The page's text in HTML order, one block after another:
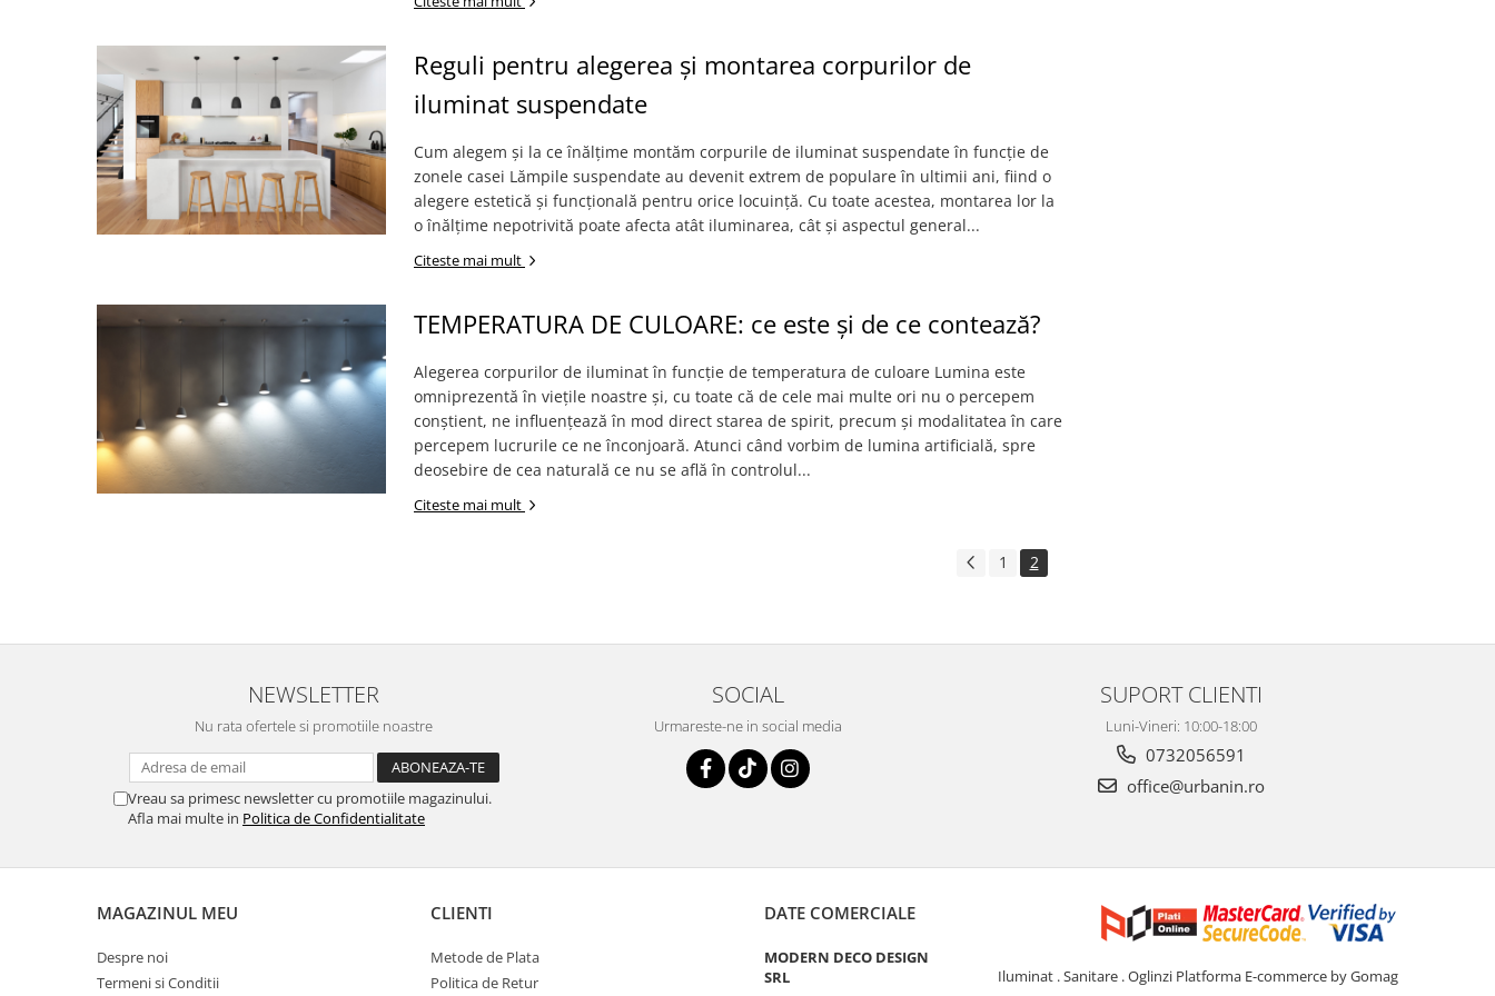
Reguli pentru alegerea și montarea corpurilor de
iluminat suspendate
Cum alegem și la ce înălțime montăm corpurile de iluminat suspendate în funcție de
zonele casei Lămpile suspendate au devenit extrem de populare în ultimii ani, fiind o
alegere estetică și funcțională pentru orice locuință. Cu toate acestea, montarea lor la
o înălțime nepotrivită poate afecta atât iluminarea, cât și aspectul general...
Citeste mai mult
TEMPERATURA DE CULOARE: ce este și de ce contează?
Alegerea corpurilor de iluminat în funcție de temperatura de culoare Lumina este
omniprezentă în viețile noastre și, cu toate că de cele mai multe ori nu o percepem
conștient, ne influențează în mod direct starea de spirit, precum și modalitatea în care
percepem lucrurile ce ne înconjoară. Atunci când vorbim de lumina artificială, spre
deosebire de cea naturală ce nu se află în controlul...
Citeste mai mult
1 2
NEWSLETTER
Nu rata ofertele si promotiile noastre
Vreau sa primesc newsletter cu promotiile magazinului.
Afla mai multe in Politica de Confidentialitate
SOCIAL
Urmareste-ne in social media
SUPORT CLIENTI
Luni-Vineri: 10:00-18:00
0732056591
office@urbanin.ro
MAGAZINUL MEU
Despre noi
Termeni si Conditii
CLIENTI
Metode de Plata
Politica de Retur
DATE COMERCIALE
MODERN DECO DESIGN
SRL
Iluminat . Sanitare . Oglinzi Platforma E-commerce by Gomag